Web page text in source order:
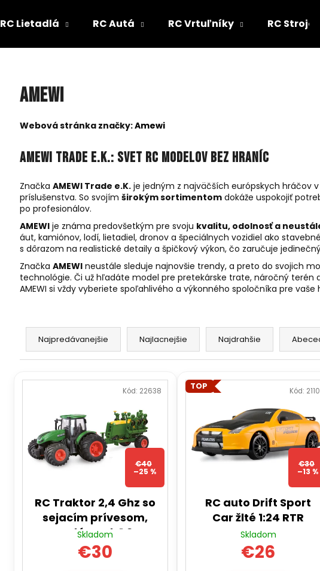
RC Lietadlá RC Autá RC Vrtuľníky RC Stroje
Amewi
Webová stránka značky:Amewi
AMEWI Trade e.K.: Svet RC modelov bez hraníc
Značka AMEWI Trade e.K. je jedným z najväčších európskych hráčov
príslušenstva. So svojím širokým sortimentom dokáže uspokojiť
po profesionálov.
AMEWI je známa predovšetkým pre svoju kvalitu, odolnosť a
áut, kamiónov, lodí, lietadiel, dronov a špeciálnych vozidiel ako
s dôrazom na realistické detaily a špičkový výkon, čo zaručuje
Značka AMEWI neustále sleduje najnovšie trendy, a preto do svojich
technológie. Či už hľadáte model pre pretekárske trate, náročný terén
AMEWI si vždy vyberiete spoľahlivého a výkonného spoločníka pre vaše
d
Najpredávanejšie Najlacnejšie Najdrahšie
V
€40
–25 %
RC Traktor 2,4 Ghz so
sejacím prívesom,
svetlá, zvuk 1:24
Skladom
€30
Kód: 22638 TOP
€30
–13 %
RC auto Drift Sport
Car žlté 1:24 RTR
Skladom
€26
Kód:
Odporúčame
RC DRIFTOVACIE AUTO HB-DRIFT CAR
A05
DIAĽKOVO OVLÁDANÝ
BAGER 1:20 RTR 2,4GHZ
€59